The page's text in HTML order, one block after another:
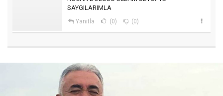
SAYGILARIMLA
Yanıtla (0) (0)